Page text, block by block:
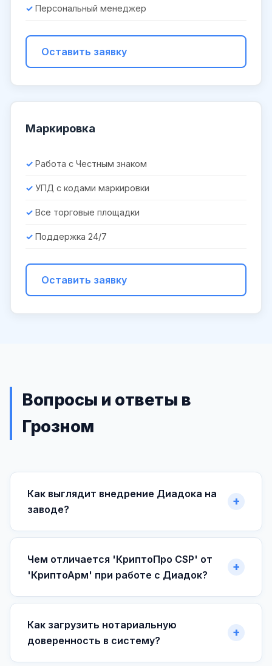
Персональный менеджер
Оставить заявку
Маркировка
Работа с Честным знаком
УПД с кодами маркировки
Все торговые площадки
Поддержка 24/7
Оставить заявку
Вопросы и ответы в
Грозном
Как выглядит внедрение Диадока на
заводе?
Чем отличается 'КриптоПро CSP' от
'КриптоАрм' при работе с Диадок?
Как загрузить нотариальную
доверенность в систему?